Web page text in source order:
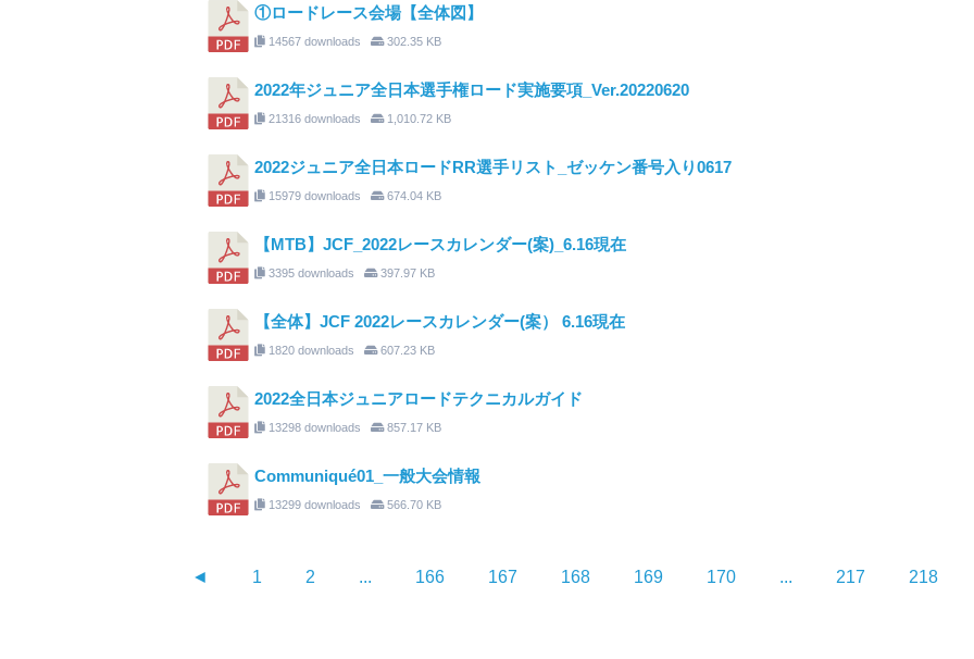
①ロードレース会場【全体図】
14567 downloads 302.35 KB
2022年ジュニア全日本選手権ロード実施要項_Ver.20220620
21316 downloads 1,010.72 KB
2022ジュニア全日本ロードRR選手リスト_ゼッケン番号入り0617
15979 downloads 674.04 KB
【MTB】JCF_2022レースカレンダー(案)_6.16現在
3395 downloads 397.97 KB
【全体】JCF 2022レースカレンダー(案） 6.16現在
1820 downloads 607.23 KB
2022全日本ジュニアロードテクニカルガイド
13298 downloads 857.17 KB
Communiqué01_一般大会情報
13299 downloads 566.70 KB
◄ 1 2 ... 166 167 168 169 170 ... 217 218